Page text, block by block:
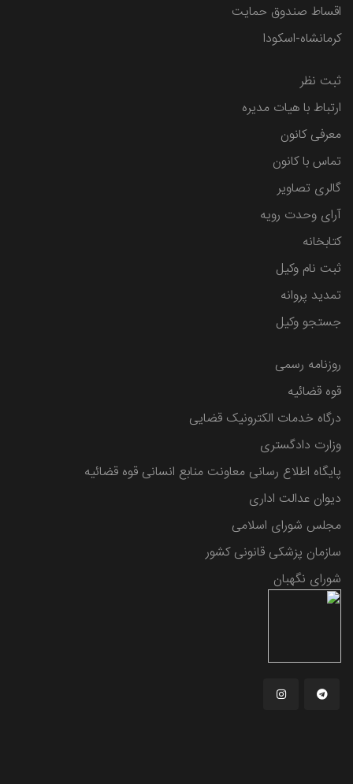
اقساط صندوق حمایت
کرمانشاه-اسکودا
ثبت نظر
ارتباط با هیات مدیره
معرفی کانون
تماس با کانون
گالری تصاویر
آرای وحدت رویه
کتابخانه
ثبت نام وکیل
تمدید پروانه
جستجو وکیل
روزنامه رسمی
قوه قضائیه
درگاه خدمات الکترونیک قضایی
وزارت دادگستری
پایگاه اطلاع رسانی معاونت منابع انسانی قوه قضائیه
دیوان عدالت اداری
مجلس شورای اسلامی
سازمان پزشکی قانونی کشور
شورای نگهبان